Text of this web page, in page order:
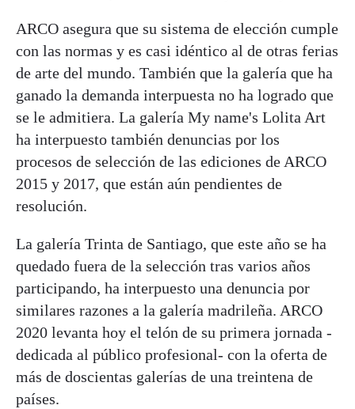
ARCO asegura que su sistema de elección cumple
con las normas y es casi idéntico al de otras ferias
de arte del mundo. También que la galería que ha
ganado la demanda interpuesta no ha logrado que
se le admitiera. La galería My name's Lolita Art
ha interpuesto también denuncias por los
procesos de selección de las ediciones de ARCO
2015 y 2017, que están aún pendientes de
resolución.
La galería Trinta de Santiago, que este año se ha
quedado fuera de la selección tras varios años
participando, ha interpuesto una denuncia por
similares razones a la galería madrileña. ARCO
2020 levanta hoy el telón de su primera jornada -
dedicada al público profesional- con la oferta de
más de doscientas galerías de una treintena de
países.